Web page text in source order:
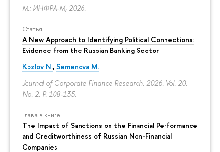
М.: ИНФРА-М, 2026.
Статья
A New Approach to Identifying Political Connections:
Evidence from the Russian Banking Sector
Kozlov N., Semenova M.
Journal of Corporate Finance Research. 2026. Vol. 20.
No. 2. P. 108-135.
Глава в книге
The Impact of Sanctions on the Financial Performance
and Creditworthiness of Russian Non-Financial
Companies